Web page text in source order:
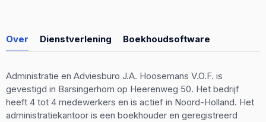
Over Dienstverlening Boekhoudsoftware
Administratie en Adviesburo J.A. Hoosemans V.O.F. is
gevestigd in Barsingerhorn op Heerenweg 50. Het bedrijf
heeft 4 tot 4 medewerkers en is actief in Noord-Holland. Het
administratiekantoor is een boekhouder en geregistreerd